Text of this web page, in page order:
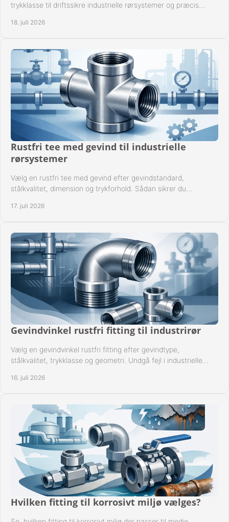
trykklasse til driftssikre industrielle rørsystemer og præcis
18. juli 2026
Rustfri tee med gevind til industrielle
rørsystemer
Vælg en rustfri tee med gevind efter gevindstandard,
stålkvalitet, dimension og trykforhold. Sådan sikrer du
17. juli 2026
Gevindvinkel rustfri fitting til industrirør
Vælg en gevindvinkel rustfri fitting efter gevindtype,
stålkvalitet, trykklasse og geometri. Undgå fejl i industrielle
16. juli 2026
Hvilken fitting til korrosivt miljø vælges?